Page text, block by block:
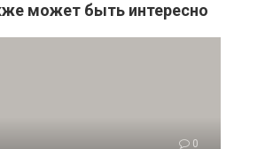
может быть интересно
0